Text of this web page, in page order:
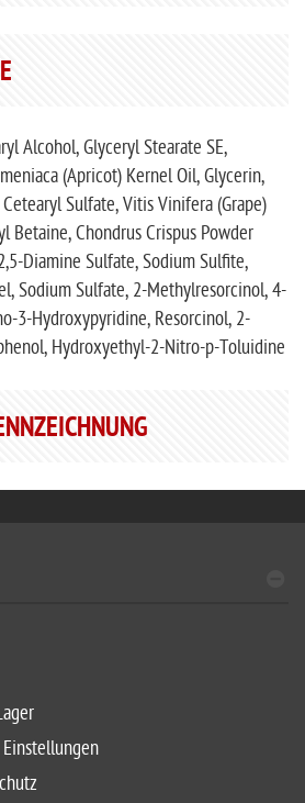
Alcohol, Glyceryl Stearate SE,
(Apricot) Kernel Oil, Glycerin,
Sulfate, Vitis Vinifera (Grape)
Betaine, Chondrus Crispus Powder
Diamine Sulfate, Sodium Sulfite,
Sodium Sulfate, 2-Methylresorcinol, 4-
3-Hydroxypyridine, Resorcinol, 2-
Hydroxyethyl-2-Nitro-p-Toluidine